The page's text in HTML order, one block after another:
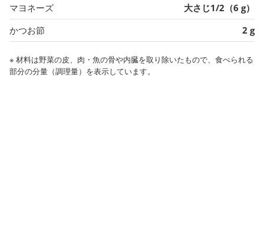
マヨネーズ
大さじ1/2（6 g）
かつお節
2 g
※ 材料は野菜の皮、肉・魚の骨や内臓を取り除いたもので、食べられる
部分の分量（調理量）を表示しています。